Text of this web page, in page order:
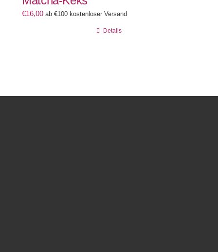
€16,00 ab €100 kostenloser Versand
Details